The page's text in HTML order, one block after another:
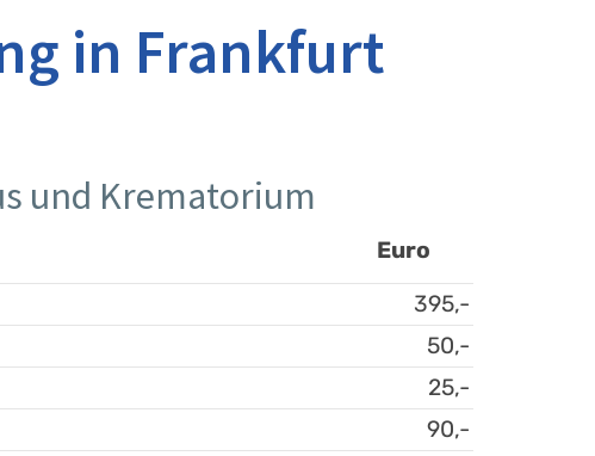
in Frankfurt
und Krematorium
Euro
395,-
50,-
25,-
90,-